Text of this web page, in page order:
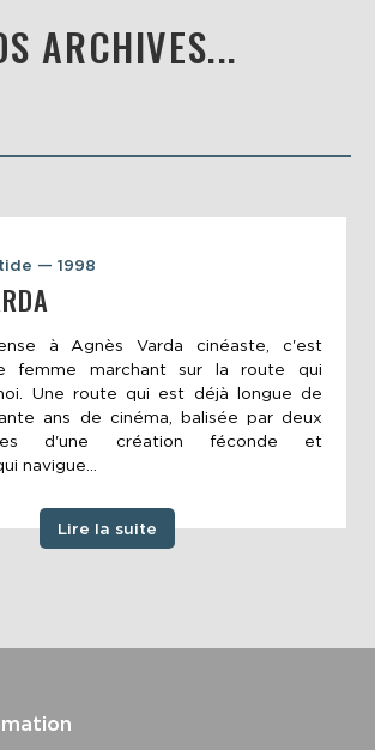
ARCHIVES...
— 1998
à Agnès Varda cinéaste, c'est
femme marchant sur la route qui
Une route qui est déjà longue de
ans de cinéma, balisée par deux
d'une création féconde et
navigue...
Lire la suite